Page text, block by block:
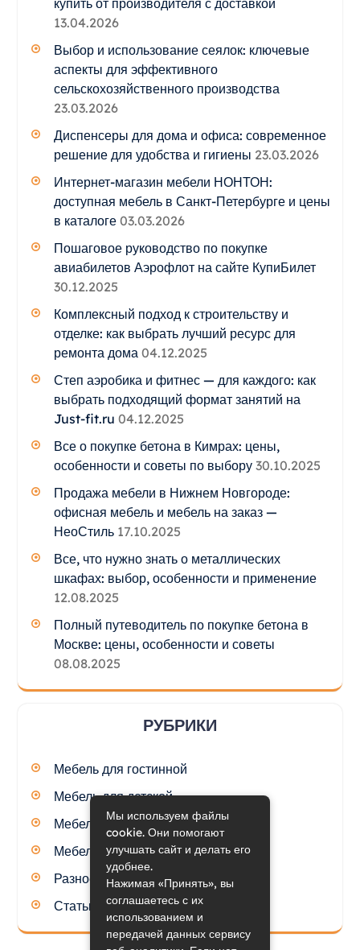
13.04.2026
Выбор и использование сеялок: ключевые
аспекты для эффективного
сельскохозяйственного производства
23.03.2026
Диспенсеры для дома и офиса: современное
решение для удобства и гигиены 23.03.2026
Интернет-магазин мебели НОНТОН:
доступная мебель в Санкт-Петербурге и цены
в каталоге 03.03.2026
Пошаговое руководство по покупке
авиабилетов Аэрофлот на сайте КупиБилет
30.12.2025
Комплексный подход к строительству и
отделке: как выбрать лучший ресурс для
ремонта дома 04.12.2025
Степ аэробика и фитнес — для каждого: как
выбрать подходящий формат занятий на
Just-fit.ru 04.12.2025
Все о покупке бетона в Кимрах: цены,
особенности и советы по выбору 30.10.2025
Продажа мебели в Нижнем Новгороде:
офисная мебель и мебель на заказ —
НеоСтиль 17.10.2025
Все, что нужно знать о металлических
шкафах: выбор, особенности и применение
12.08.2025
Полный путеводитель по покупке бетона в
Москве: цены, особенности и советы
08.08.2025
РУБРИКИ
Мебель для гостинной
Мебель для детской
Мебель для кухни
Мебель для спальни
Разное
Статьи
Мы используем файлы
cookie. Они помогают
улучшать сайт и делать его
удобнее.
Нажимая «Принять», вы
соглашаетесь с их
использованием и
передачей данных сервису